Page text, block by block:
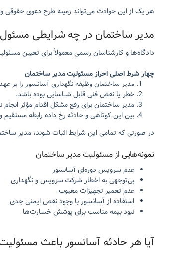
هر یک از این حوادث می‌تواند زمینه طرح دعوی حقوقی
مدیر ساختمان در چه شرایطی
دادگاه‌ها و کارشناسان رسمی معمولاً برای تعیین
چهار شرط اصلی احراز مسئولیت مدیر ساختمان
مدیر ساختمان وظیفه نگهداری آسانسور را بر
خطر یا نقص فنی قابل شناسایی بوده باشد.
مدیر ساختمان برای رفع مشکل اقدام مؤثر انجام
بین این کوتاهی و حادثه رخ داده رابطه مستقیم
در صورتی که تمامی این شرایط اثبات شوند، مدیر
نمونه‌هایی از مسئولیت مدیر ساختمان
عدم سرویس دوره‌ای آسانسور
بی‌توجهی به اخطار شرکت سرویس و نگهداری
عدم تعمیر تجهیزات معیوب
استفاده از آسانسور با وجود نقص ایمنی جدی
نبود بیمه مناسب برای پوشش خسارت‌ها
آیا هر حادثه آسانسور باعث